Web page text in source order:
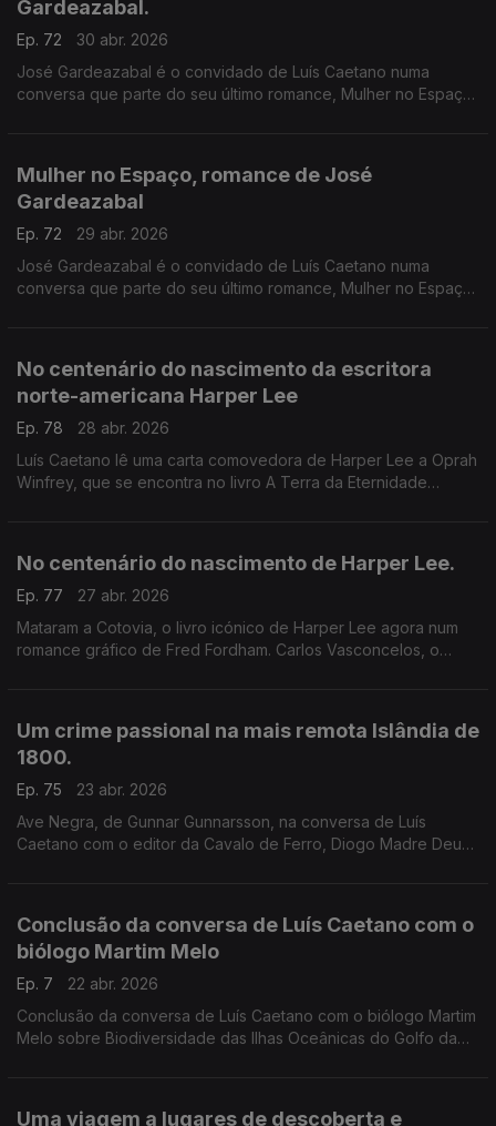
Gardeazabal.
Ep. 72
30 abr. 2026
José Gardeazabal é o convidado de Luís Caetano numa
conversa que parte do seu último romance, Mulher no Espaço,
Mulher no Espaço, romance de José
Gardeazabal
Ep. 72
29 abr. 2026
José Gardeazabal é o convidado de Luís Caetano numa
conversa que parte do seu último romance, Mulher no Espaço,
No centenário do nascimento da escritora
norte-americana Harper Lee
Ep. 78
28 abr. 2026
Luís Caetano lê uma carta comovedora de Harper Lee a Oprah
Winfrey, que se encontra no livro A Terra da Eternidade
No centenário do nascimento de Harper Lee.
Ep. 77
27 abr. 2026
Mataram a Cotovia, o livro icónico de Harper Lee agora num
romance gráfico de Fred Fordham. Carlos Vasconcelos, o
Um crime passional na mais remota Islândia de
1800.
Ep. 75
23 abr. 2026
Ave Negra, de Gunnar Gunnarsson, na conversa de Luís
Caetano com o editor da Cavalo de Ferro, Diogo Madre Deus.
Conclusão da conversa de Luís Caetano com o
biólogo Martim Melo
Ep. 7
22 abr. 2026
Conclusão da conversa de Luís Caetano com o biólogo Martim
Melo sobre Biodiversidade das Ilhas Oceânicas do Golfo da
Uma viagem a lugares de descoberta e